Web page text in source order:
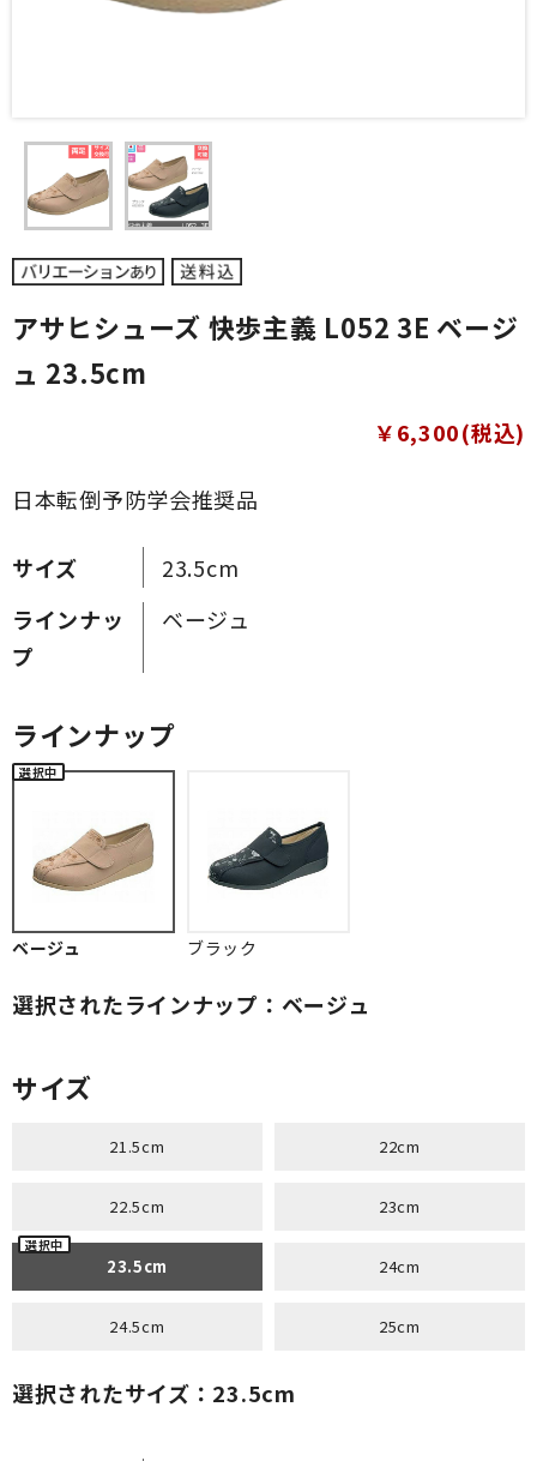
アサヒシューズ 快歩主義 L052 3E ベージ
ュ 23.5cm
日本転倒予防学会推奨品
￥6,300(税込)
サイズ
23.5cm
ラインナッ
プ
ベージュ
ラインナップ
ベージュ ブラック
選択されたラインナップ：ベージュ
サイズ
21.5cm 22cm
22.5cm 23cm
23.5cm 24cm
24.5cm 25cm
選択されたサイズ：23.5cm